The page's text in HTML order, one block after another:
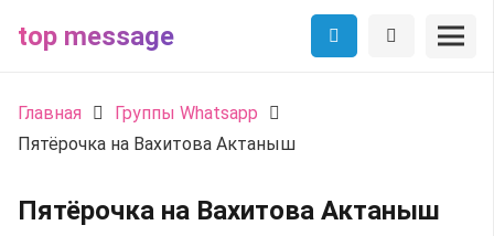
top message
Главная
Группы Whatsapp
Пятёрочка на Вахитова Актаныш
Пятёрочка на Вахитова Актаныш